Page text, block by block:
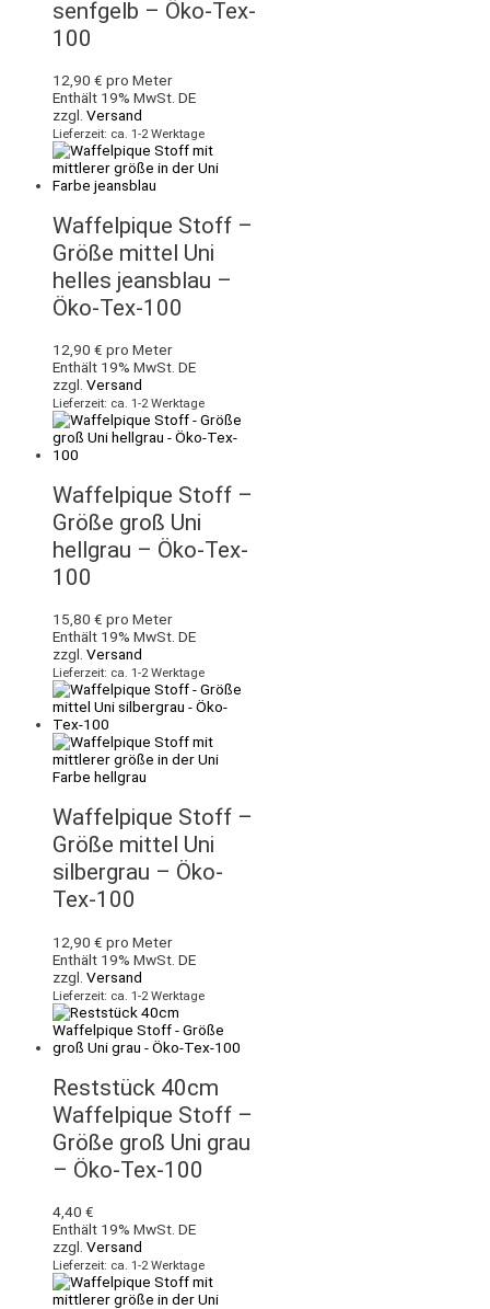
senfgelb – Öko-Tex-
100
12,90 € pro Meter
Enthält 19% MwSt. DE
zzgl. Versand
Lieferzeit: ca. 1-2 Werktage
Waffelpique Stoff –
Größe mittel Uni
helles jeansblau –
Öko-Tex-100
12,90 € pro Meter
Enthält 19% MwSt. DE
zzgl. Versand
Lieferzeit: ca. 1-2 Werktage
Waffelpique Stoff –
Größe groß Uni
hellgrau – Öko-Tex-
100
15,80 € pro Meter
Enthält 19% MwSt. DE
zzgl. Versand
Lieferzeit: ca. 1-2 Werktage
Waffelpique Stoff –
Größe mittel Uni
silbergrau – Öko-
Tex-100
12,90 € pro Meter
Enthält 19% MwSt. DE
zzgl. Versand
Lieferzeit: ca. 1-2 Werktage
Reststück 40cm
Waffelpique Stoff –
Größe groß Uni grau
– Öko-Tex-100
4,40 €
Enthält 19% MwSt. DE
zzgl. Versand
Lieferzeit: ca. 1-2 Werktage